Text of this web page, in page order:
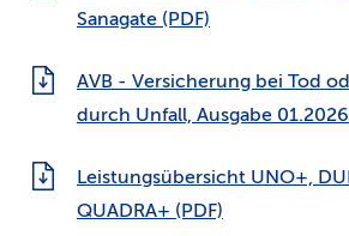
Sanagate (PDF)
AVB - Versicherung bei Tod
durch Unfall, Ausgabe
Leistungsübersicht UNO+,
QUADRA+ (PDF)